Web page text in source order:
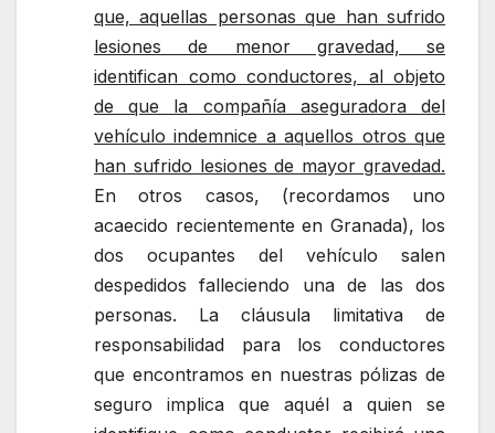
que, aquellas personas que han sufrido
lesiones de menor gravedad, se
identifican como conductores, al objeto
de que la compañía aseguradora del
vehículo indemnice a aquellos otros que
han sufrido lesiones de mayor gravedad.
En otros casos, (recordamos uno
acaecido recientemente en Granada), los
dos ocupantes del vehículo salen
despedidos falleciendo una de las dos
personas. La cláusula limitativa de
responsabilidad para los conductores
que encontramos en nuestras pólizas de
seguro implica que aquél a quien se